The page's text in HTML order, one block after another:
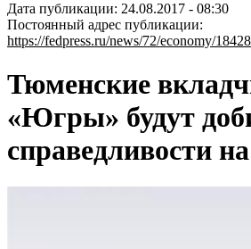
Дата публикации: 24.08.2017 - 08:30
Постоянный адрес публикации:
https://fedpress.ru/news/72/economy/
Тюменские
«Югры» будут
справедливости